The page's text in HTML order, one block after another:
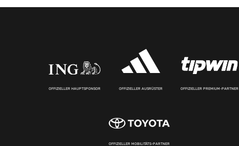
OFFIZIELLER HAUPTSPONSOR OFFIZIELLER AUSRÜSTER OFFIZIELLER PREMIUM-PARTNER
OFFIZIELLER MOBILITÄTS-PARTNER